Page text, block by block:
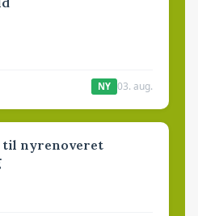
NY 03. aug.
til nyrenoveret